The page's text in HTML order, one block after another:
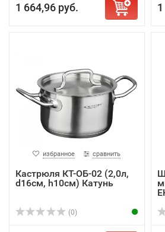
1 664,96 руб.
избранное сравнить
Кастрюля КТ-ОБ-02 (2,0л,
d16см, h10см) Катунь
(0)